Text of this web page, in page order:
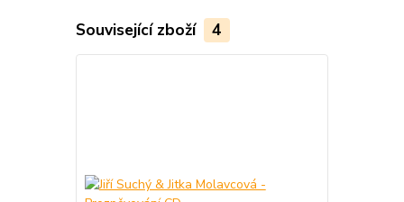
Související zboží 4